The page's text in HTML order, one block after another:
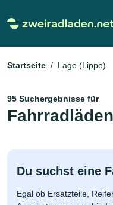
Startseite Lage (Lippe)
95 Suchergebnisse für
Du suchst eine
Egal ob Ersatzteile,